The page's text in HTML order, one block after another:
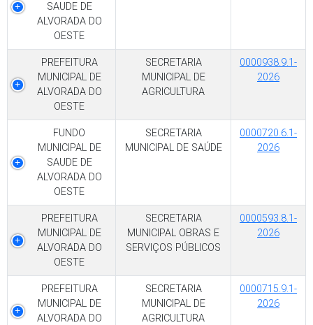
SAUDE DE
ALVORADA DO
OESTE
PREFEITURA
MUNICIPAL DE
ALVORADA DO
OESTE
SECRETARIA
MUNICIPAL DE
AGRICULTURA
0000938.9.1-
2026
FUNDO
MUNICIPAL DE
SAUDE DE
ALVORADA DO
OESTE
SECRETARIA
MUNICIPAL DE SAÚDE
0000720.6.1-
2026
PREFEITURA
MUNICIPAL DE
ALVORADA DO
OESTE
SECRETARIA
MUNICIPAL OBRAS E
SERVIÇOS PÚBLICOS
0000593.8.1-
2026
PREFEITURA
MUNICIPAL DE
ALVORADA DO
SECRETARIA
MUNICIPAL DE
AGRICULTURA
0000715.9.1-
2026